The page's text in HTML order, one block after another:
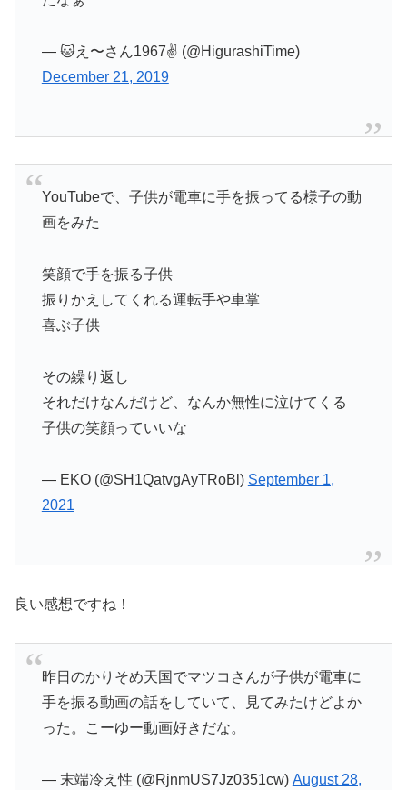
— 🐱え〜さん1967✌️ (@HigurashiTime)
December 21, 2019
YouTubeで、子供が電車に手を振ってる様子の動
画をみた
笑顔で手を振る子供
振りかえしてくれる運転手や車掌
喜ぶ子供
その繰り返し
それだけなんだけど、なんか無性に泣けてくる
子供の笑顔っていいな
— EKO (@SH1QatvgAyTRoBl) September 1,
2021
良い感想ですね！
昨日のかりそめ天国でマツコさんが子供が電車に
手を振る動画の話をしていて、見てみたけどよか
った。こーゆー動画好きだな。
— 末端冷え性 (@RjnmUS7Jz0351cw) August 28,